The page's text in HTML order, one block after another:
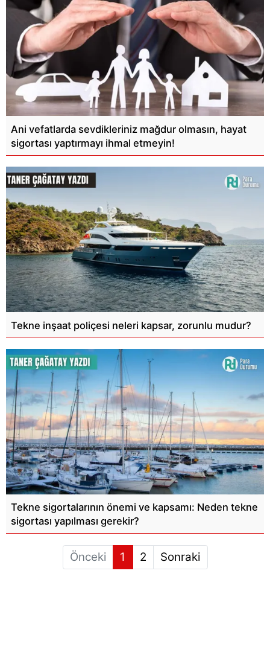
Ani vefatlarda sevdikleriniz mağdur olmasın, hayat
sigortası yaptırmayı ihmal etmeyin!
Tekne inşaat poliçesi neleri kapsar, zorunlu mudur?
Tekne sigortalarının önemi ve kapsamı: Neden tekne
sigortası yapılması gerekir?
Önceki 1 2 Sonraki